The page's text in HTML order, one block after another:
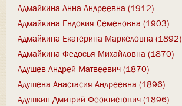
Адмайкина Анна Андреевна (1912)
Адмайкина Евдокия Семеновна (1903)
Адмайкина Екатерина Маркеловна (1892)
Адмайкина Федосья Михайловна (1870)
Адушев Андрей Матвеевич (1870)
Адушева Анастасия Андреевна (1896)
Адушкин Дмитрий Феоктистович (1896)